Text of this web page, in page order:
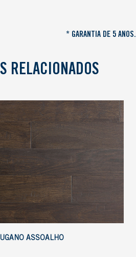
* GARANTIA DE 5 ANOS.
RELACIONADOS
ASSOALHO